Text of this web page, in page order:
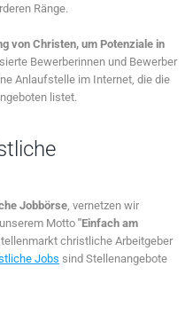
Ränge.
von Christen, um Potenziale in
Bewerberinnen und Bewerber
Anlaufstelle im Internet, die die
listet.
Jobbörse , vernetzen wir
Motto "Einfach am
christliche Arbeitgeber
Jobs sind Stellenangebote